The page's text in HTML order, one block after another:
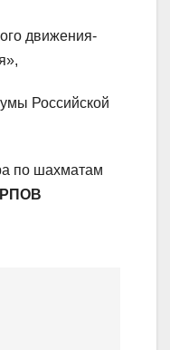
движения-
Российской
по шахматам